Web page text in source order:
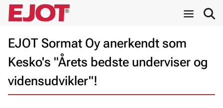
EJOT Sormat Oy anerkendt som
Kesko's "Årets bedste underviser og
vidensudvikler"!